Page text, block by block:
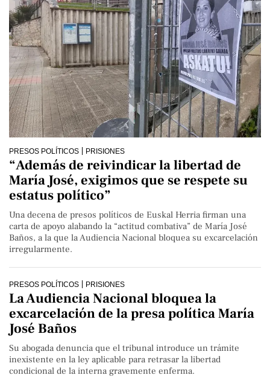
PRESOS POLÍTICOS PRISIONES
“Además de reivindicar la libertad de
María José, exigimos que se respete su
estatus político”
Una decena de presos políticos de Euskal Herria firman una
carta de apoyo alabando la “actitud combativa” de María José
Baños, a la que la Audiencia Nacional bloquea su excarcelación
irregularmente.
PRESOS POLÍTICOS PRISIONES
La Audiencia Nacional bloquea la
excarcelación de la presa política María
José Baños
Su abogada denuncia que el tribunal introduce un trámite
inexistente en la ley aplicable para retrasar la libertad
condicional de la interna gravemente enferma.